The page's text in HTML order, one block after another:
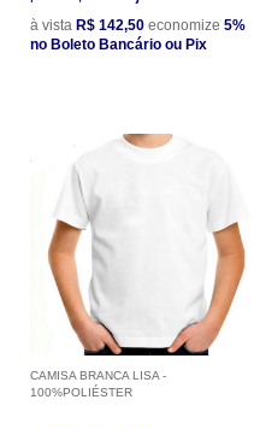
à vista R$ 142,50 economize 5%
no Boleto Bancário ou Pix
CAMISA BRANCA LISA -
100%POLIÉSTER